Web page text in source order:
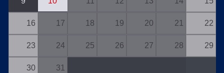
16 17 18 19 20 21 22
23 24 25 26 27 28 29
30 31